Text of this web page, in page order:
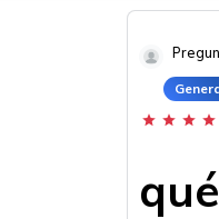
star star star star